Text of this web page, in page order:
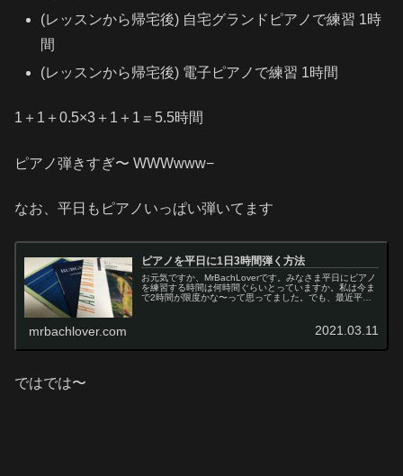
(レッスンから帰宅後) 自宅グランドピアノで練習 1時
間
(レッスンから帰宅後) 電子ピアノで練習 1時間
1＋1＋0.5×3＋1＋1＝5.5時間
ピアノ弾きすぎ〜 WWWwww−
なお、平日もピアノいっぱい弾いてます
ピアノを平日に1日3時間弾く方法
お元気ですか、MrBachLoverです。みなさま平日にピアノ
を練習する時間は何時間ぐらいとっていますか。私は今ま
で2時間が限度かな〜って思ってました。でも、最近平日
mrbachlover.com 2021.03.11
ではでは〜